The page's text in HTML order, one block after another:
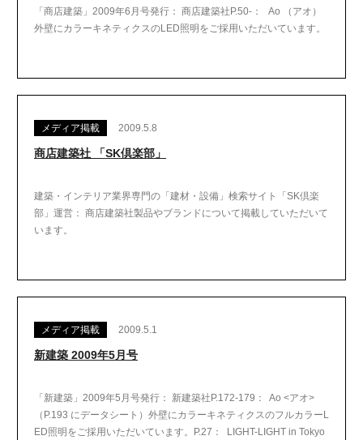
「商店建築」2009年6月号発行： 商店建築社P.50-： Ao （アオ）
外壁にカラーキネティクスのLED照明をご採用いただいています。
メディア掲載 2009.5.8
商店建築社 「SK倶楽部」
建築・インテリア業界専門の「建材・設備」検索サイト「SK倶楽
部」運営： 商店建築社製品やブランドについて掲載していただいて
います。
メディア掲載 2009.5.1
新建築 2009年5月号
「新建築」2009年5月号発行： 新建築社P.172-179： Ao <アオ>
（P.193 にデータシート）外壁にカラーキネティクスのフルカラーL
ED照明をご採用いただいています。P.27： LIGHT-LIGHT in Tokyo